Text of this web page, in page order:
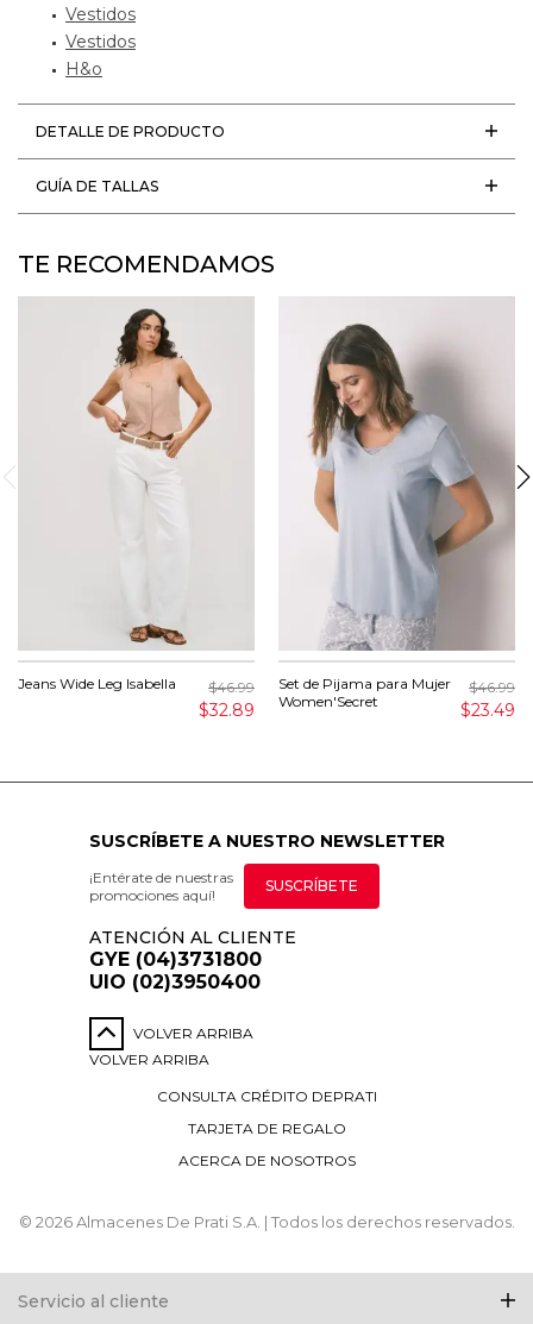
Vestidos
Vestidos
H&o
DETALLE DE PRODUCTO
GUÍA DE TALLAS
TE RECOMENDAMOS
Jeans Wide Leg Isabella $46.99
$32.89
Set de Pijama para Mujer
Women'Secret
$46.99
$23.49
SUSCRÍBETE A NUESTRO NEWSLETTER
¡Entérate de nuestras
promociones aquí!
SUSCRÍBETE
ATENCIÓN AL CLIENTE
GYE (04)3731800
UIO (02)3950400
VOLVER ARRIBA
VOLVER ARRIBA
Servicio al cliente
CONSULTA CRÉDITO DEPRATI
TARJETA DE REGALO
ACERCA DE NOSOTROS
© 2026 Almacenes De Prati S.A. | Todos los derechos reservados.